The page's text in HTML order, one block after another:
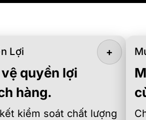
Lợi
vệ quyền lợi
hàng.
kiểm soát chất lượng
+